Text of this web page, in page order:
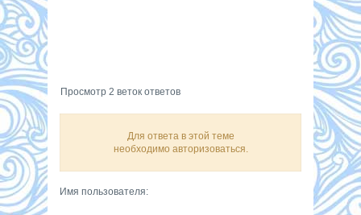
Просмотр 2 веток ответов
Для ответа в этой теме
необходимо авторизоваться.
Имя пользователя: